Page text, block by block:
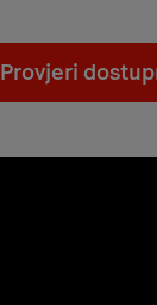
Provjeri